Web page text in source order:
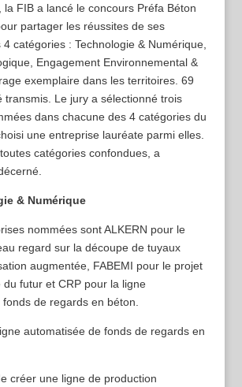
la FIB a lancé le concours Préfa Béton
partager les réussites de ses
catégories : Technologie & Numérique,
Engagement Environnemental &
exemplaire dans les territoires. 69
transmis. Le jury a sélectionné trois
dans chacune des 4 catégories du
une entreprise lauréate parmi elles.
catégories confondues, a
& Numérique
nommées sont ALKERN pour le
regard sur la découpe de tuyaux
augmentée, FABEMI pour le projet
du futur et CRP pour la ligne
de regards en béton.
automatisée de fonds de regards en
créer une ligne de production